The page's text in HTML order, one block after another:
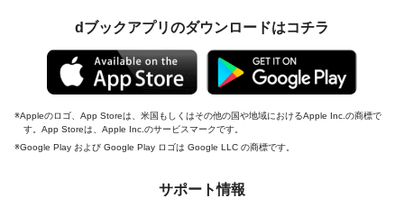
dブックアプリのダウンロードはコチラ
Appleのロゴ、App Storeは、米国もしくはその他の国や地域におけるApple Inc.の商標で
す。App Storeは、Apple Inc.のサービスマークです。
Google Play および Google Play ロゴは Google LLC の商標です。
サポート情報